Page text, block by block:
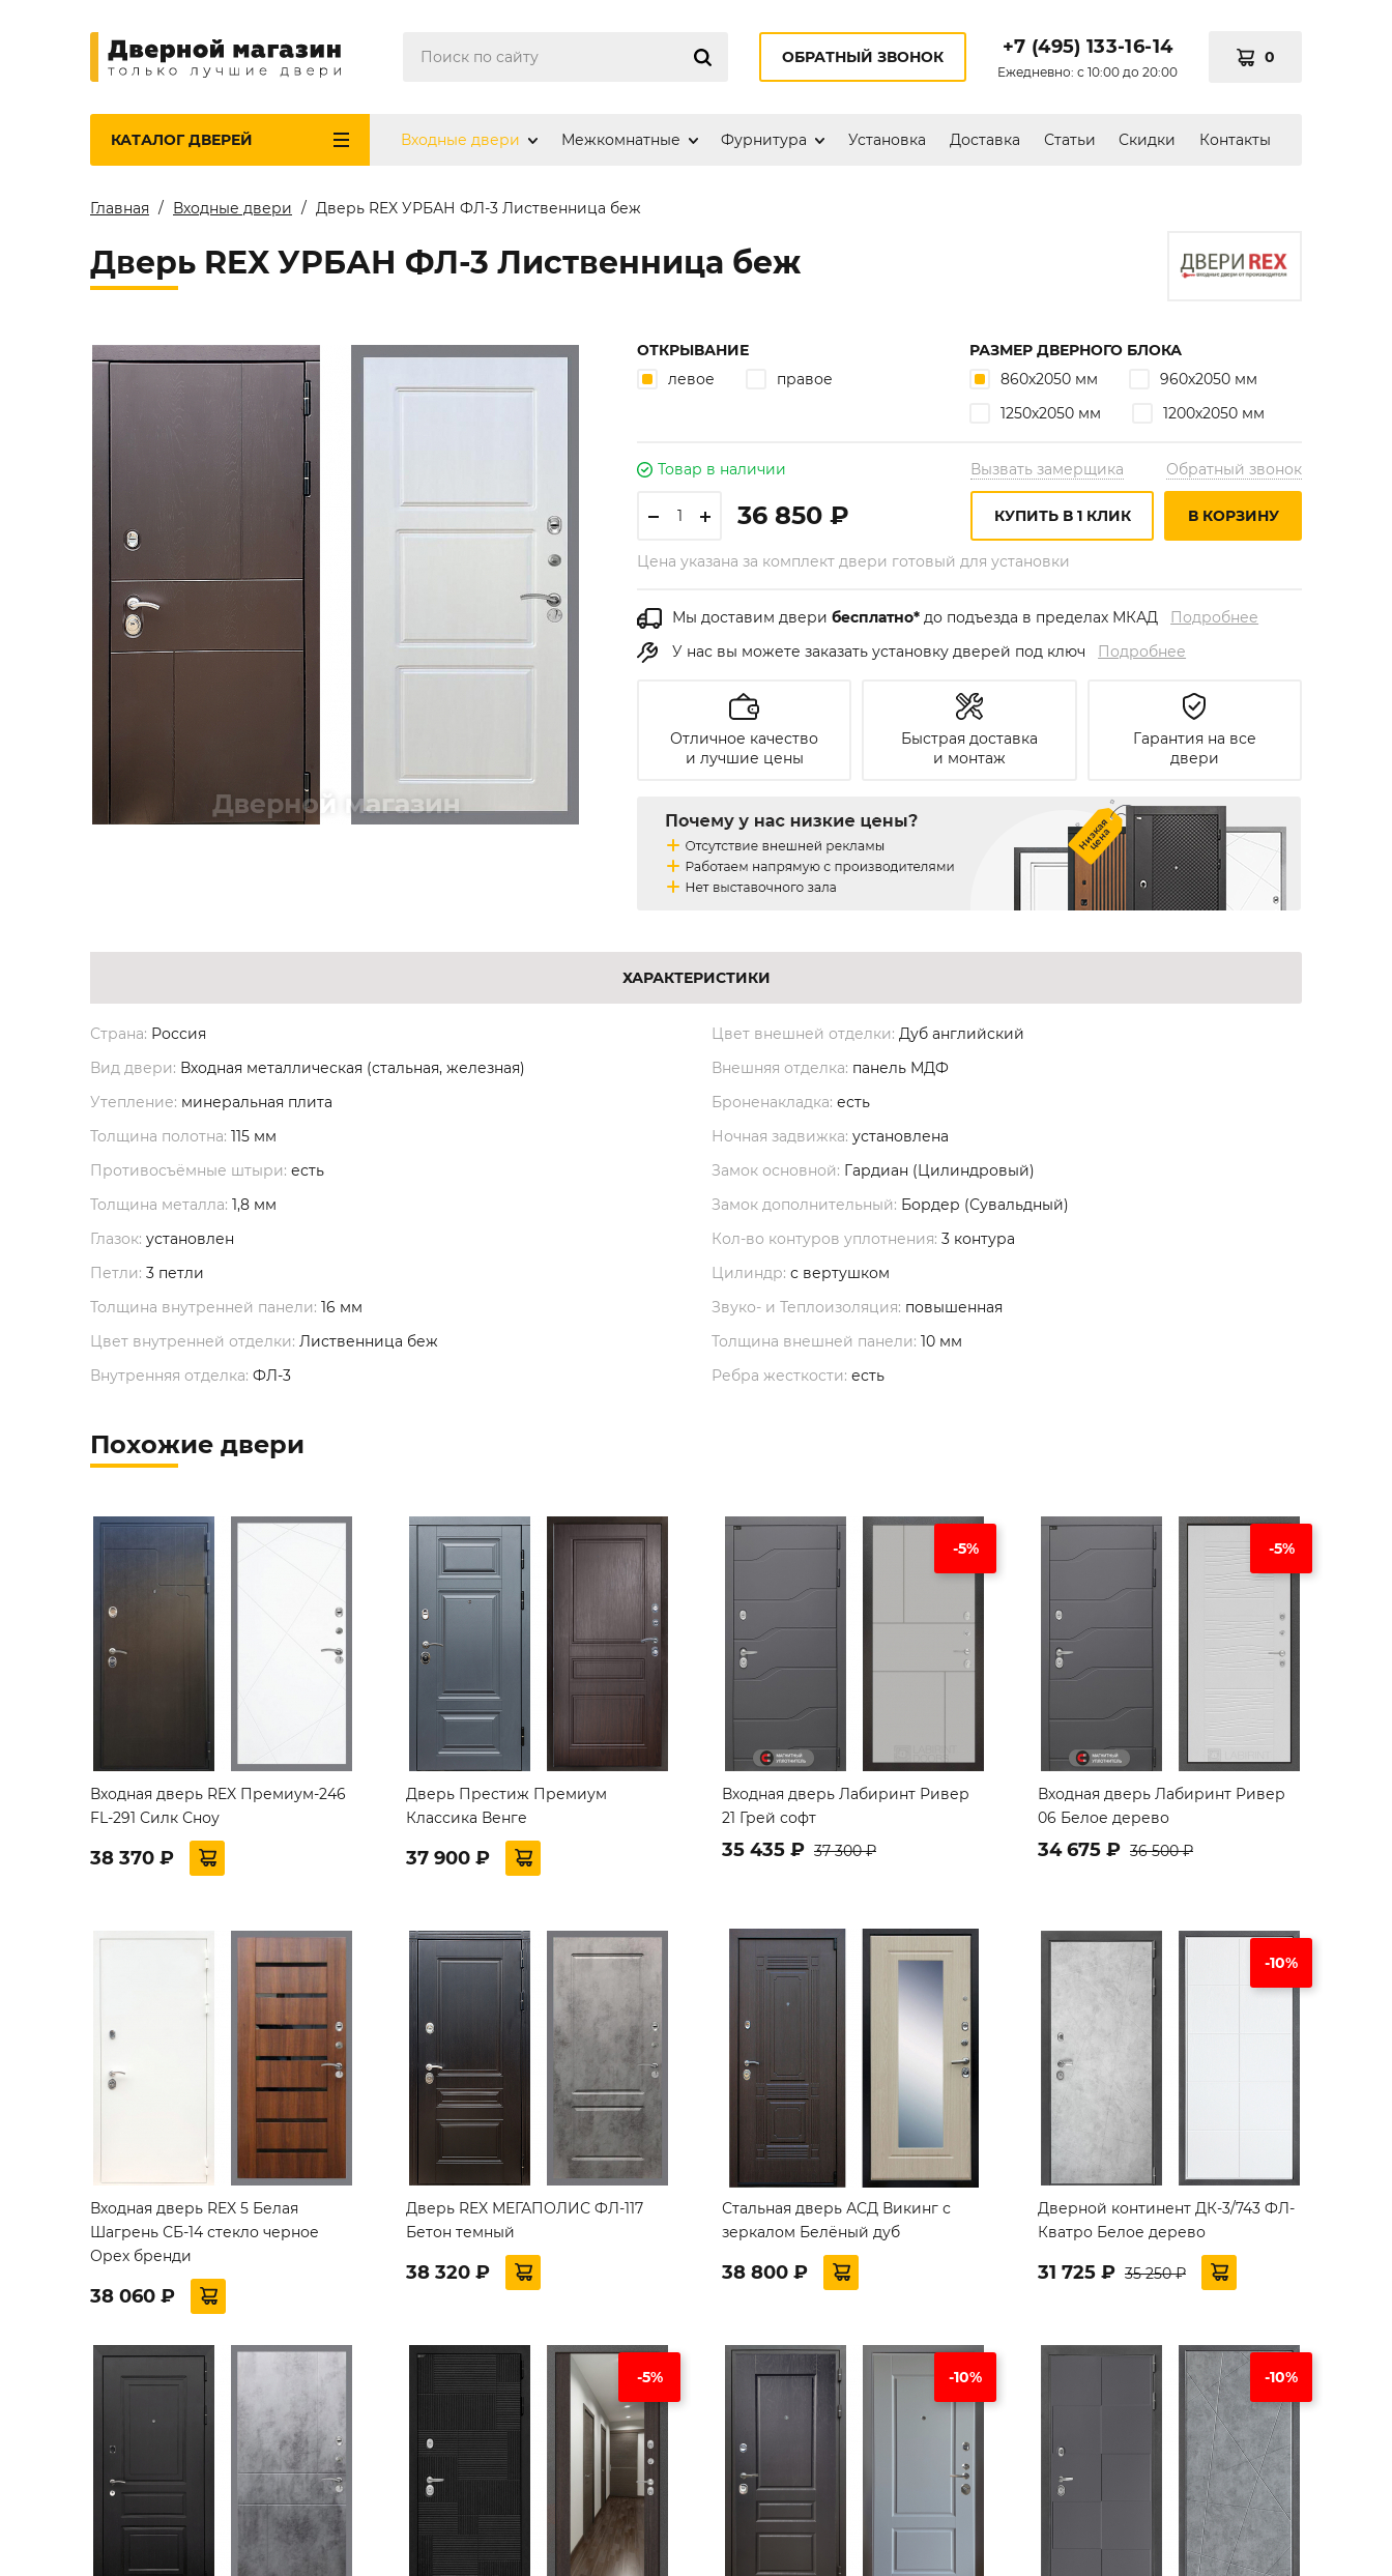
ОБРАТНЫЙ ЗВОНОК +7 (495) 133-16-14
Ежедневно: с 10:00 до 20:00
0
КАТАЛОГДВЕРЕЙ Входные двери Межкомнатные Фурнитура Установка Доставка Статьи Скидки Контакты
Главная Входные двери Дверь REX УРБАН ФЛ-3 Лиственница беж
Дверь REX УРБАН ФЛ-3 Лиственница беж
ОТКРЫВАНИЕ
левое
правое
РАЗМЕР ДВЕРНОГО БЛОКА
860х2050 мм
960х2050 мм
1250х2050 мм
1200х2050 мм
Товар в наличии
36 850 ₽
Вызвать замерщика Обратный звонок
КУПИТЬ В 1 КЛИК В КОРЗИНУ
Цена указана за комплект двери готовый для установки
Мы доставим дверибесплатно* до подъезда в пределах МКАД Подробнее
У нас вы можете заказать установку дверей под ключ Подробнее
Отличное качество
и лучшие цены
Быстрая доставка
и монтаж
Гарантия на все
двери
ХАРАКТЕРИСТИКИ
Страна: Россия
Вид двери: Входная металлическая (стальная, железная)
Утепление: минеральная плита
Толщина полотна: 115 мм
Противосъёмные штыри: есть
Толщина металла: 1,8 мм
Глазок: установлен
Петли: 3 петли
Толщина внутренней панели: 16 мм
Цвет внутренней отделки: Лиственница беж
Внутренняя отделка: ФЛ-3
Цвет внешней отделки: Дуб английский
Внешняя отделка: панель МДФ
Броненакладка: есть
Ночная задвижка: установлена
Замок основной: Гардиан (Цилиндровый)
Замок дополнительный: Бордер (Сувальдный)
Кол-во контуров уплотнения: 3 контура
Цилиндр: с вертушком
Звуко- и Теплоизоляция: повышенная
Толщина внешней панели: 10 мм
Ребра жесткости: есть
Похожие двери
Входная дверь REX Премиум-246
FL-291 Силк Сноу
38 370 ₽
Дверь Престиж Премиум
Классика Венге
37 900 ₽
-5%
Входная дверь Лабиринт Ривер
21 Грей софт
35 435 ₽ 37 300 ₽
-5%
Входная дверь Лабиринт Ривер
06 Белое дерево
34 675 ₽ 36 500 ₽
Входная дверь REX 5 Белая
Шагрень СБ-14 стекло черное
Орех бренди
38 060 ₽
Дверь REX МЕГАПОЛИС ФЛ-117
Бетон темный
38 320 ₽
Стальная дверь АСД Викинг с
зеркалом Белёный дуб
38 800 ₽
-10%
Дверной континент ДК-3/743 ФЛ-
Кватро Белое дерево
31 725 ₽ 35 250 ₽
-5% -10% -10%